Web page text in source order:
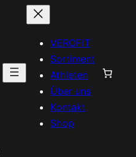
VEROFIT
Sortiment
Athleten
Über uns
Kontakt
Shop